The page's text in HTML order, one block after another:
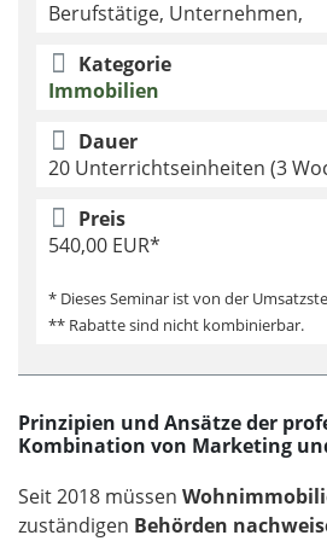
Berufstätige, Unternehmen,
Kategorie
Immobilien
Dauer
20 Unterrichtseinheiten (3
Preis
540,00 EUR*
* Dieses Seminar ist von der
** Rabatte sind nicht kombinierbar.
Prinzipien und Ansätze der
Kombination von Marketing
Seit 2018 müssen
zuständigen Behörden